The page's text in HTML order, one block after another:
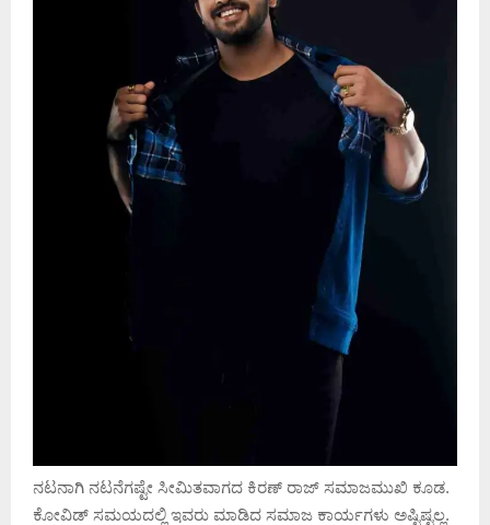
ನಟನಾಗಿ ನಟನೆಗಷ್ಟೇ ಸೀಮಿತವಾಗದ ಕಿರಣ್ ರಾಜ್ ಸಮಾಜಮುಖಿ ಕೂಡ.
ಕೋವಿಡ್ ಸಮಯದಲ್ಲಿ ಇವರು ಮಾಡಿದ ಸಮಾಜ ಕಾರ್ಯಗಳು ಅಷ್ಟಿಷ್ಟಲ್ಲ.